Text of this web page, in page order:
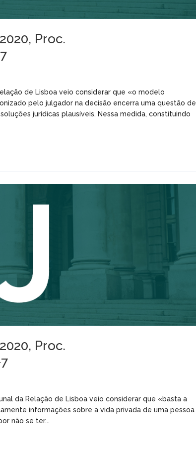
Proc.
de Lisboa veio considerar que «o modelo
pelo julgador na decisão encerra uma questão de
jurídicas plausíveis. Nessa medida, constituindo
Proc.
da Relação de Lisboa veio considerar que «basta a
informações sobre a vida privada de uma pessoa
não se ter...